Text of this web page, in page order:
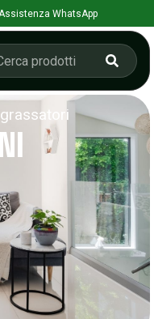
Assistenza WhatsApp